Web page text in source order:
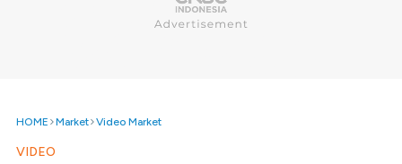
HOME Market Video Market
VIDEO